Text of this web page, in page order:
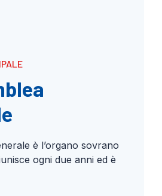
è l’organo sovrano
ogni due anni ed è